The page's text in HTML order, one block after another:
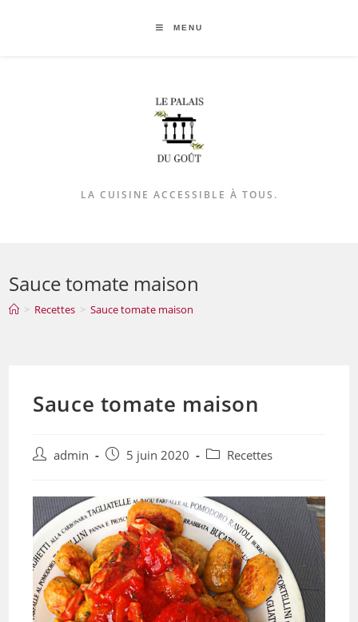
MENU
LA CUISINE ACCESSIBLE À TOUS.
Sauce tomate maison
> Recettes > Sauce tomate maison
Sauce tomate maison
admin 5 juin 2020 Recettes